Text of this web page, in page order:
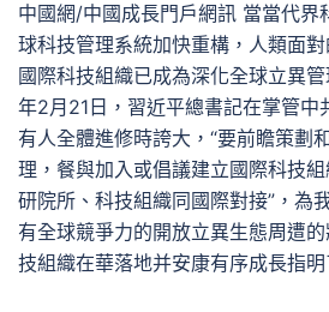
中國網/中國成長門戶網訊 當當代界
球科技管理系統加快重構，人類面
國際科技組織已成為深化全球立異
年2月21日，習近平總書記在掌管中
有人全體進修時誇大，“要前瞻策劃
理，餐與加入或倡議建立國際科技
研院所、科技組織同國際對接”，為
有全球競爭力的開放立異生態周遭
技組織在華落地并安康有序成長指明